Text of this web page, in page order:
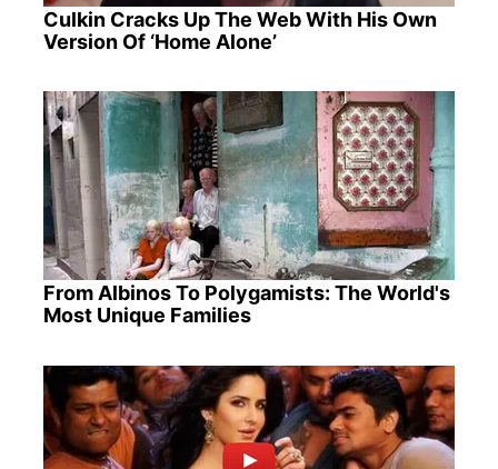
Culkin Cracks Up The Web With His Own
Version Of ‘Home Alone’
From Albinos To Polygamists: The World's
Most Unique Families